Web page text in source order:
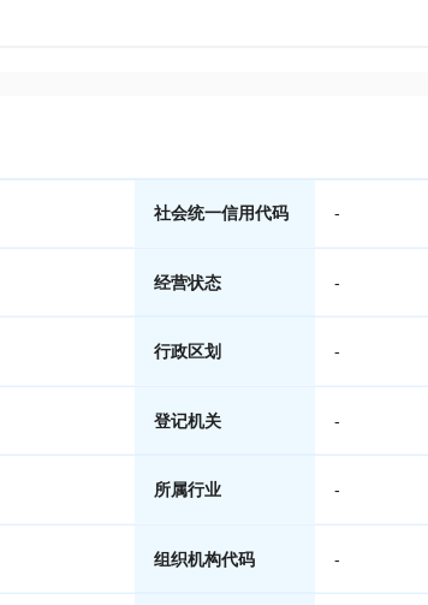
社会统一信用代码 -
经营状态 -
行政区划 -
登记机关 -
所属行业 -
组织机构代码 -